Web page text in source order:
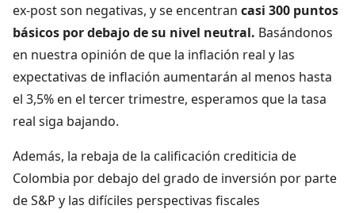
ex-post son negativas, y se encentran casi 300 puntos
básicos por debajo de su nivel neutral. Basándonos
en nuestra opinión de que la inflación real y las
expectativas de inflación aumentarán al menos hasta
el 3,5% en el tercer trimestre, esperamos que la tasa
real siga bajando.
Además, la rebaja de la calificación crediticia de
Colombia por debajo del grado de inversión por parte
de S&P y las difíciles perspectivas fiscales